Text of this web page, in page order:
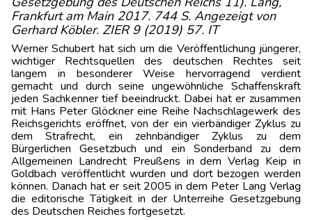
Frankfurt am Main 2017. 744 S. Angezeigt von
Gerhard Köbler. ZIER 9 (2019) 57. IT
Werner Schubert hat sich um die Veröffentlichung jüngerer,
wichtiger Rechtsquellen des deutschen Rechtes seit
langem in besonderer Weise hervorragend verdient
gemacht und durch seine ungewöhnliche Schaffenskraft
jeden Sachkenner tief beeindruckt. Dabei hat er zusammen
mit Hans Peter Glöckner eine Reihe Nachschlagewerk des
Reichsgerichts eröffnet, von der ein vierbändiger Zyklus zu
dem Strafrecht, ein zehnbändiger Zyklus zu dem
Bürgerlichen Gesetzbuch und ein Sonderband zu dem
Allgemeinen Landrecht Preußens in dem Verlag Keip in
Goldbach veröffentlicht wurden und dort bezogen werden
können. Danach hat er seit 2005 in dem Peter Lang Verlag
die editorische Tätigkeit in der Unterreihe Gesetzgebung
des Deutschen Reiches fortgesetzt.